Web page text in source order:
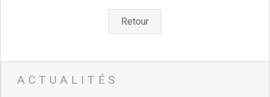
État civil/élections/formalités
Services Techniques
Affaires Scolaires
Vie associative
Retour
ACTUALITÉS